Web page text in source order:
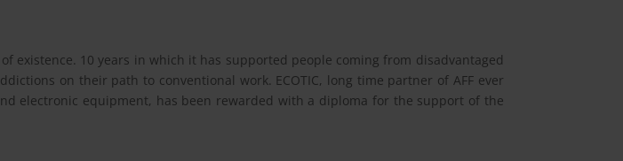
of existence. 10 years in which it has supported people coming from disadvantaged
on their path to conventional work. ECOTIC, long time partner of AFF ever
electronic equipment, has been rewarded with a diploma for the support of the